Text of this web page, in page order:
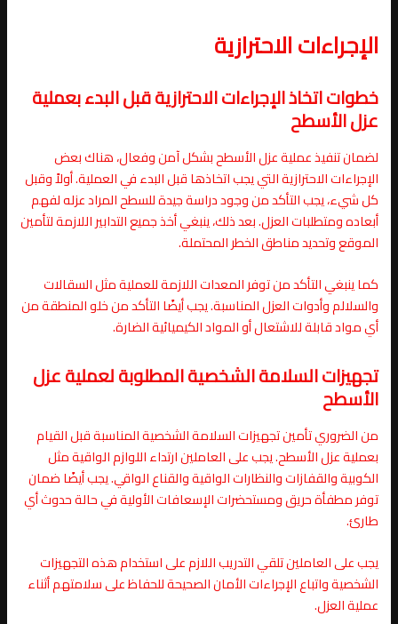
الإجراءات الاحترازية
خطوات اتخاذ الإجراءات الاحترازية قبل البدء بعملية
عزل الأسطح
لضمان تنفيذ عملية عزل الأسطح بشكل آمن وفعال، هناك بعض
الإجراءات الاحترازية التي يجب اتخاذها قبل البدء في العملية. أولاً وقبل
كل شيء، يجب التأكد من وجود دراسة جيدة للسطح المراد عزله لفهم
أبعاده ومتطلبات العزل. بعد ذلك، ينبغي أخذ جميع التدابير اللازمة لتأمين
الموقع وتحديد مناطق الخطر المحتملة.
كما ينبغي التأكد من توفر المعدات اللازمة للعملية مثل السقالات
والسلالم وأدوات العزل المناسبة. يجب أيضًا التأكد من خلو المنطقة من
أي مواد قابلة للاشتعال أو المواد الكيميائية الضارة.
تجهيزات السلامة الشخصية المطلوبة لعملية عزل
الأسطح
من الضروري تأمين تجهيزات السلامة الشخصية المناسبة قبل القيام
بعملية عزل الأسطح. يجب على العاملين ارتداء اللوازم الواقية مثل
الكوبية والقفازات والنظارات الواقية والقناع الواقي. يجب أيضًا ضمان
توفر مطفأة حريق ومستحضرات الإسعافات الأولية في حالة حدوث أي
طارئ.
يجب على العاملين تلقي التدريب اللازم على استخدام هذه التجهيزات
الشخصية واتباع الإجراءات الأمان الصحيحة للحفاظ على سلامتهم أثناء
عملية العزل.